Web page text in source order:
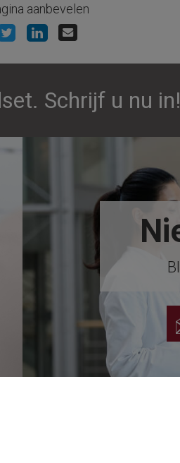
aanbevelen
Schrijf u nu in!